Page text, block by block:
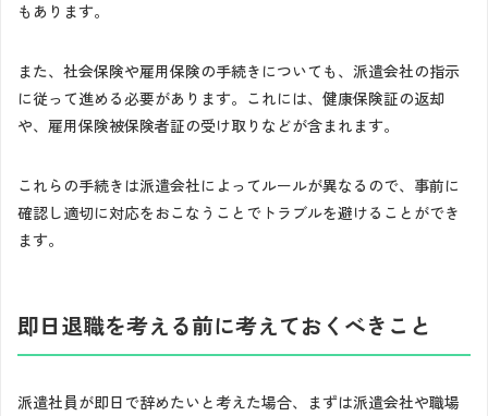
もあります。
また、社会保険や雇用保険の手続きについても、派遣会社の指示
に従って進める必要があります。これには、健康保険証の返却
や、雇用保険被保険者証の受け取りなどが含まれます。
これらの手続きは派遣会社によってルールが異なるので、事前に
確認し適切に対応をおこなうことでトラブルを避けることができ
ます。
即日退職を考える前に考えておくべきこと
派遣社員が即日で辞めたいと考えた場合、まずは派遣会社や職場